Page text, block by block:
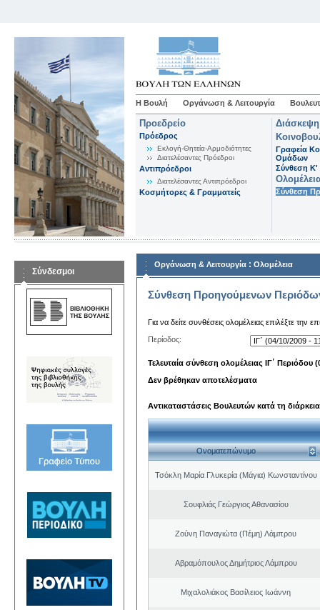
Η Βουλή Οργάνωση & Λειτουργία
Προεδρείο
Πρόεδρος
Εκλογή-Θητεία-Αρμοδιότητες
Διατελέσαντες Πρόεδροι
Αντιπρόεδροι
Διατελέσαντες Αντιπρόεδροι
Κοσμήτορες & Γραμματείς
Γραφεία
Ομάδων
Σύνθεση K'
Σύνθεση
Σύνδεσμοι
Οργάνωση & Λειτουργία : Ολομέλεια
Σύνθεση Προηγούμενων
Για να δείτε συνθέσεις ολομέλειας επιλέξτε την
Περίοδος:
Τελευταία σύνθεση ολομέλειας ΙΓ΄ Περιόδου
Δεν βρέθηκαν αποτελέσματα
Αντικαταστάσεις Βουλευτών κατά τη
Ονοματεπώνυμο
Τσόκλη Μαρία Γλυκερία (Μάγια) Κωνσταντίνου
Σουφλιάς Γεώργιος Αθανασίου
Ζούνη Παναγιώτα (Πέμη) Λάμπρου
Αβραμόπουλος Δημήτριος Λάμπρου
Μιχαλολιάκος Βασίλειος Ιωάννη